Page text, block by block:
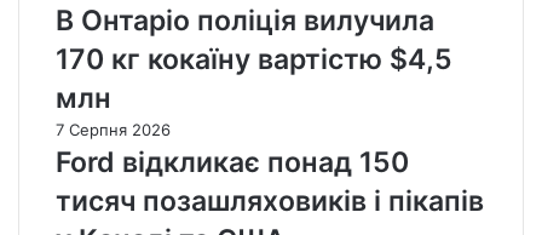
В Онтаріо поліція вилучила
170 кг кокаїну вартістю $4,5
млн
7 Серпня 2026
Ford відкликає понад 150
тисяч позашляховиків і пікапів